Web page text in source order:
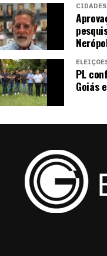
CIDADES
PL
Goiás